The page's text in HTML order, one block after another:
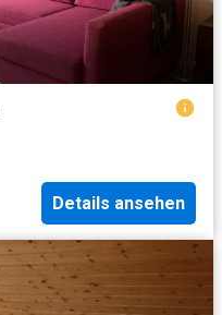
Details ansehen